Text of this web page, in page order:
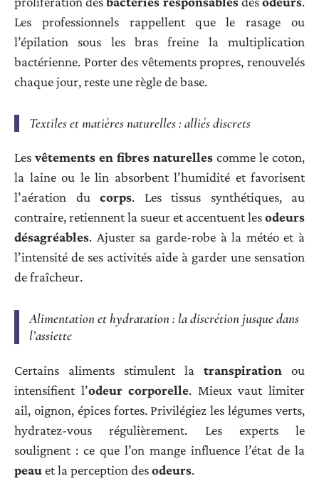
Les professionnels rappellent que le rasage ou
l’épilation sous les bras freine la multiplication
bactérienne. Porter des vêtements propres, renouvelés
chaque jour, reste une règle de base.
Textiles et matières naturelles : alliés discrets
Les vêtements en fibres naturelles comme le coton,
la laine ou le lin absorbent l’humidité et favorisent
l’aération du corps. Les tissus synthétiques, au
contraire, retiennent la sueur et accentuent lesodeurs
désagréables. Ajuster sa garde-robe à la météo et à
l’intensité de ses activités aide à garder une sensation
de fraîcheur.
Alimentation et hydratation : la discrétion jusque dans
l’assiette
Certains aliments stimulent la transpiration ou
intensifient l’odeur corporelle. Mieux vaut limiter
ail, oignon, épices fortes. Privilégiez les légumes verts,
hydratez-vous régulièrement. Les experts le
soulignent : ce que l’on mange influence l’état de la
peauet la perception desodeurs.